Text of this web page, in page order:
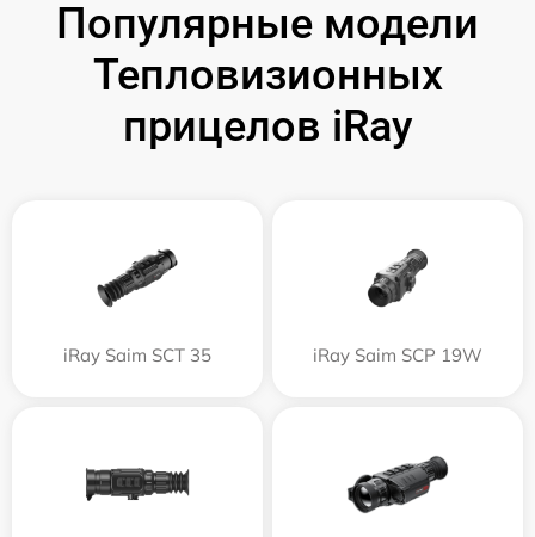
Популярные модели
Тепловизионных
прицелов iRay
iRay Saim SCT 35 iRay Saim SCP 19W